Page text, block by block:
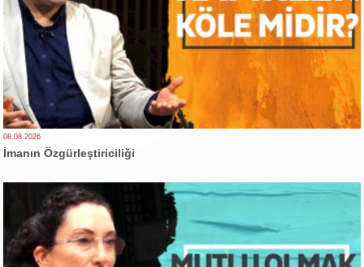
08.08.2026
İmanın Özgürleştiriciliği